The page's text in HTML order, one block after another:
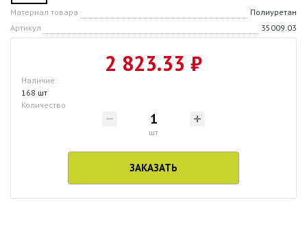
Материал товара
Полиуретан
Артикул
35009.03
2 823.33 ₽
Наличие:
168 шт
Количество
шт
ЗАКАЗАТЬ